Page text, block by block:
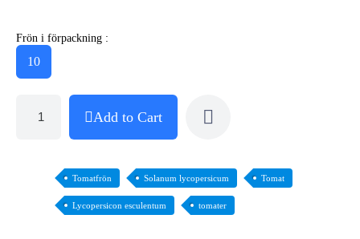
Frön i förpackning :
10
Add to Cart
Tomatfrön Solanum lycopersicum Tomat
Lycopersicon esculentum tomater